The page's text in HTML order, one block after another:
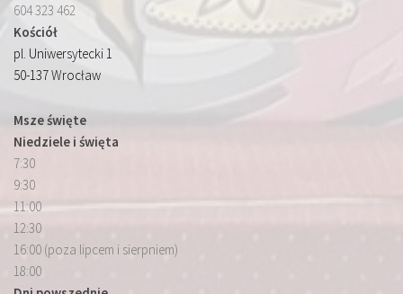
604 323 462
Kościół
pl. Uniwersytecki 1
50-137 Wrocław
Msze święte
Niedziele i święta
7:30
9:30
11:00
12:30
16:00 (poza lipcem i sierpniem)
18:00